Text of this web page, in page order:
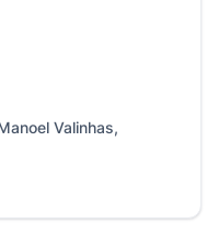
Valinhas,